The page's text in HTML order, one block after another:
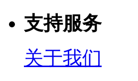
支持服务
关于我们